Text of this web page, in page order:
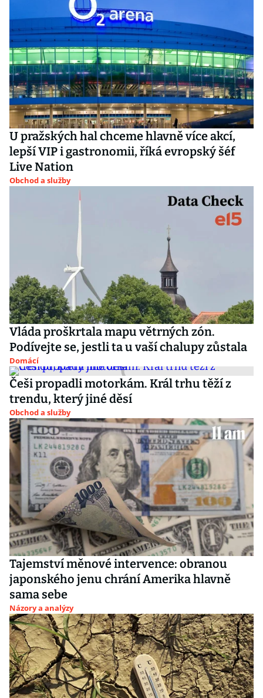
U pražských hal chceme hlavně více akcí,
lepší VIP i gastronomii, říká evropský šéf
Live Nation
Obchod a služby
Vláda proškrtala mapu větrných zón.
Podívejte se, jestli ta u vaší chalupy zůstala
Domácí
Češi propadli motorkám. Král trhu těží z
trendu, který jiné děsí
Obchod a služby
Tajemství měnové intervence: obranou
japonského jenu chrání Amerika hlavně
sama sebe
Názory a analýzy